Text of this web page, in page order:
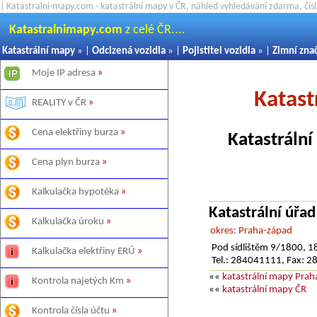
| Katastralni-mapy.com - katastrální mapy v ČR, náhled vyhledávání zdarma,
Katastralnimapy.com z celé ČR....
Katastrální mapy » | Odcizená vozidla » | Pojistitel vozidla » | Zimní
Moje IP adresa »
REALITY v ČR »
Cena elektřiny burza »
Cena plyn burza »
Kalkulačka hypotéka »
Kalkulačka úroku »
Kalkulačka elektřiny ERÚ »
Kontrola najetých Km »
Kontrola čísla účtu »
Katastrální
okres: Praha-západ
Pod sídlištěm 9/1800,
Tel.: 284041111, Fax:
«« katastrální mapy
«« katastrální mapy ČR